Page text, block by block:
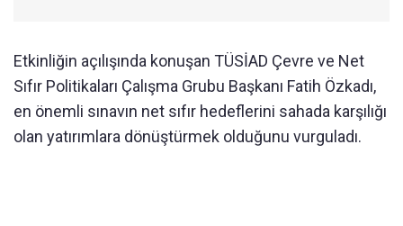
Etkinliğin açılışında konuşan TÜSİAD Çevre ve Net
Sıfır Politikaları Çalışma Grubu Başkanı Fatih Özkadı,
en önemli sınavın net sıfır hedeflerini sahada karşılığı
olan yatırımlara dönüştürmek olduğunu vurguladı.